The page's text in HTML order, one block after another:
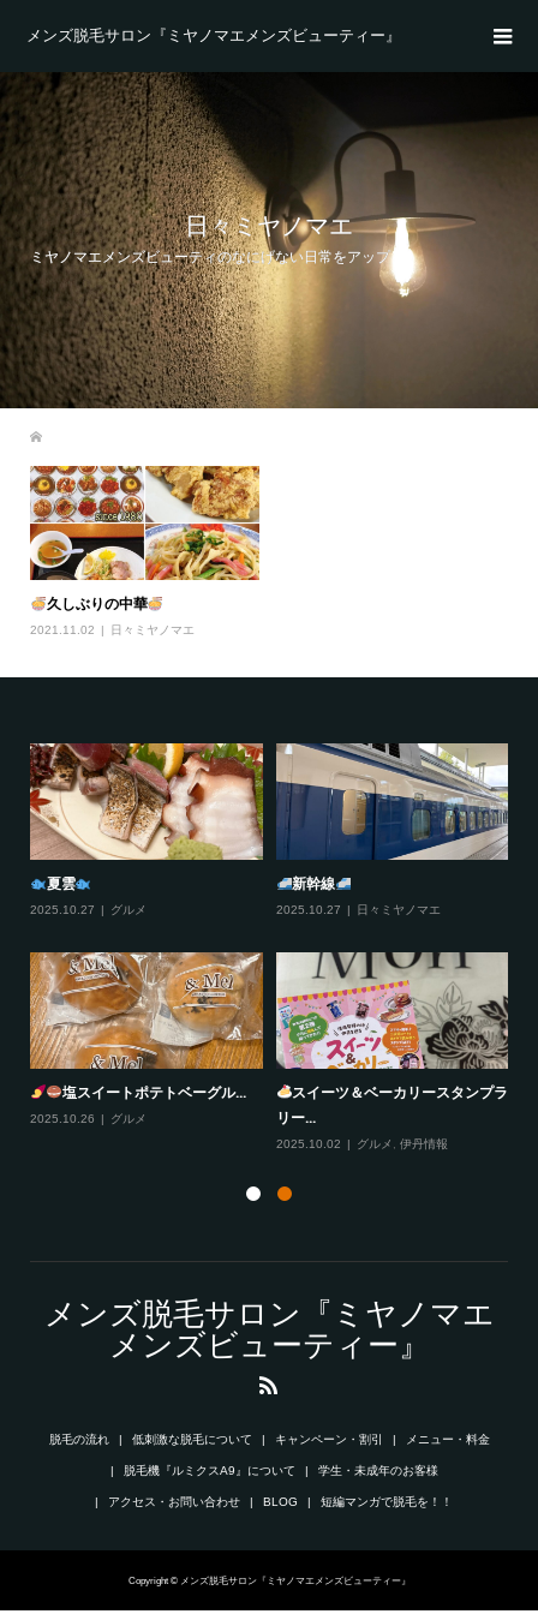
メンズ脱毛サロン『ミヤノマエメンズビューティー』
日々ミヤノマエ
ミヤノマエメンズビューティのなにげない日常をアップ
久しぶりの中華
2021.11.02 日々ミヤノマエ
夏雲
2025.10.27 グルメ
新幹線
2025.10.27 日々ミヤノマエ
塩スイートポテトベーグル...
2025.10.26 グルメ
スイーツ＆ベーカリースタンプラ
リー...
2025.10.02 グルメ 伊丹情報
メンズ脱毛サロン『ミヤノマエ
メンズビューティー』
脱毛の流れ 低刺激な脱毛について キャンペーン・割引 メニュー・料金
脱毛機『ルミクスA9』について 学生・未成年のお客様
アクセス・お問い合わせ BLOG 短編マンガで脱毛を！！
Copyright © メンズ脱毛サロン『ミヤノマエメンズビューティー』